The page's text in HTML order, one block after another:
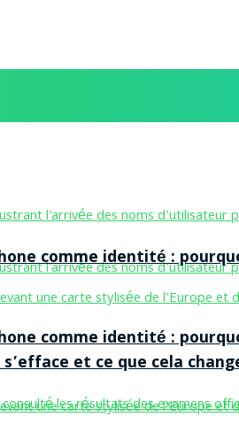
comme identité :
comme identité :
et ce que cela